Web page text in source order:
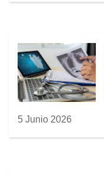
5 Junio 2026